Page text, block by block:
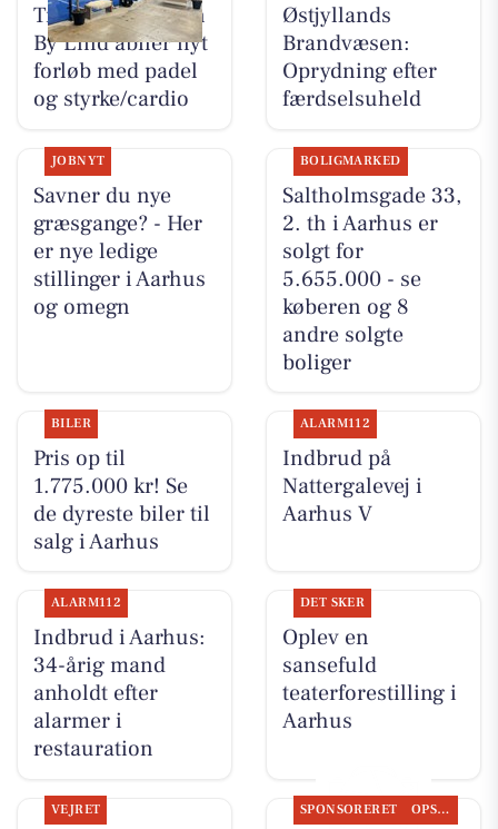
Træningsklubben
By Lind åbner nyt
forløb med padel
og styrke/cardio
Østjyllands
Brandvæsen:
Oprydning efter
færdselsuheld
JOBNYT
Savner du nye
græsgange? - Her
er nye ledige
stillinger i Aarhus
og omegn
BOLIGMARKED
Saltholmsgade 33,
2. th i Aarhus er
solgt for
5.655.000 - se
køberen og 8
andre solgte
boliger
BILER
Pris op til
1.775.000 kr! Se
de dyreste biler til
salg i Aarhus
ALARM112
Indbrud på
Nattergalevej i
Aarhus V
ALARM112
Indbrud i Aarhus:
34-årig mand
anholdt efter
alarmer i
restauration
DET SKER
Oplev en
sansefuld
teaterforestilling i
Aarhus
VEJRET SPONSORERET OPSLAGSTAVLEN